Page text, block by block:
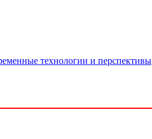
технологии и перспективы